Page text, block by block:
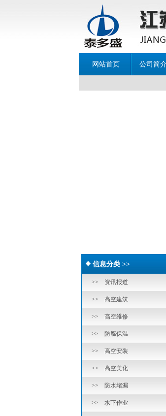
网站首页 公司简
信息分类 >>
>> 资讯报道
>> 高空建筑
>> 高空维修
>> 防腐保温
>> 高空安装
>> 高空美化
>> 防水堵漏
>> 水下作业